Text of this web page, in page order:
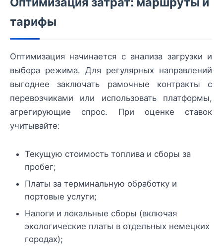
тарифы
Оптимизация начинается с анализа загрузки и
выбора режима. Для регулярных направлений
выгоднее заключать рамочные контракты с
перевозчиками или использовать платформы,
агрегирующие спрос. При оценке ставок
учитывайте:
Текущую стоимость топлива и сборы за
пробег;
Платы за терминальную обработку и
портовые услуги;
Налоги и локальные сборы (включая
экологические платы в отдельных немецких
городах);